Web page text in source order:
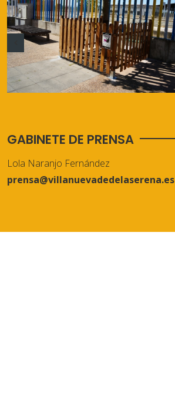
GABINETE DE PRENSA
Lola Naranjo Fernández
prensa@villanuevadedelaserena.es